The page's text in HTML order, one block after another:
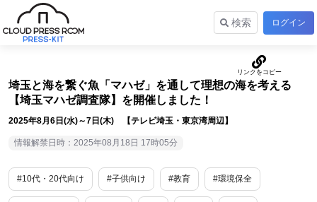
検索 ログイン
埼玉と海を繋ぐ魚「マハゼ」を通して理想の海を考える
【埼玉マハゼ調査隊】を開催しました！
2025年8月6日(水)～7日(木) 【テレビ埼玉・東京湾周辺】
情報解禁日時：2025年08月18日 17時05分
#10代・20代向け #子供向け #教育 #環境保全